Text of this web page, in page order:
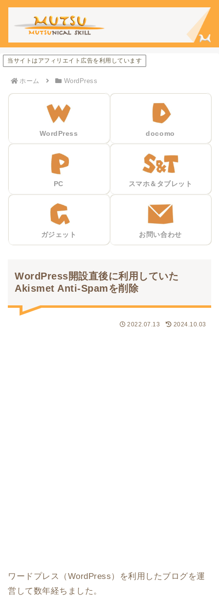
当サイトはアフィリエイト広告を利用しています
ホーム WordPress
WordPress docomo
PC スマホ＆タブレット
ガジェット お問い合わせ
WordPress開設直後に利用していた
Akismet Anti-Spamを削除
2022.07.13 2024.10.03
ワードプレス（WordPress）を利用したブログを運
営して数年経ちました。